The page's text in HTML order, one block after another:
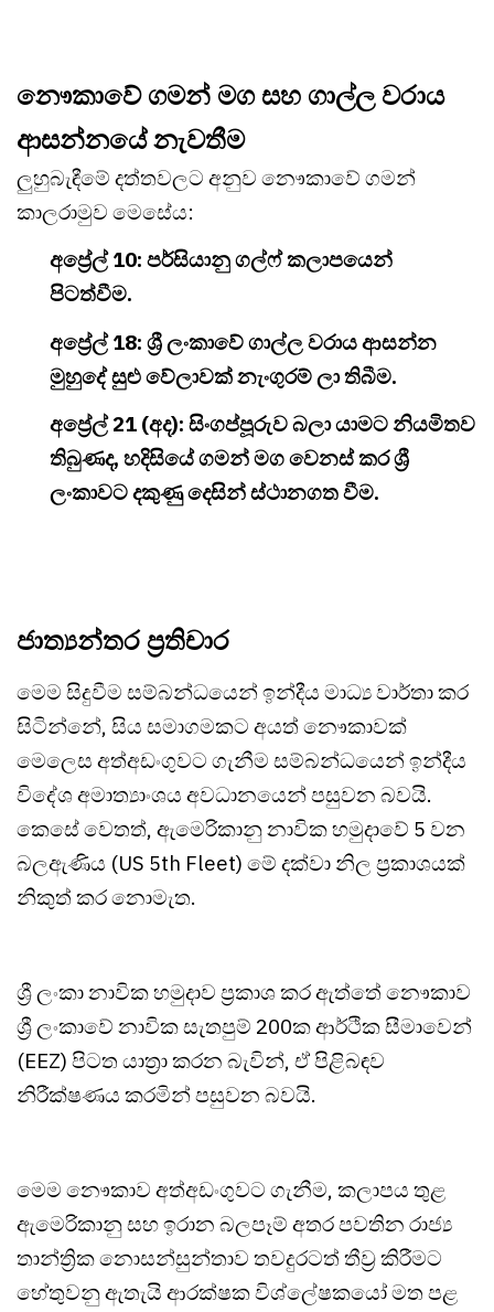
නෞකාවේ ගමන් මග සහ ගාල්ල වරාය
ආසන්නයේ නැවතීම
ලුහුබැඳීමේ දත්තවලට අනුව නෞකාවේ ගමන්
කාලරාමුව මෙසේය:
අප්‍රේල් 10: පර්සියානු ගල්ෆ් කලාපයෙන්
පිටත්වීම.
අප්‍රේල් 18: ශ්‍රී ලංකාවේ ගාල්ල වරාය ආසන්න
මුහුදේ සුළු වේලාවක් නැංගුරම් ලා තිබීම.
අප්‍රේල් 21 (අද): සිංගප්පූරුව බලා යාමට නියමිතව
තිබුණද, හදිසියේ ගමන් මග වෙනස් කර ශ්‍රී
ලංකාවට දකුණු දෙසින් ස්ථානගත වීම.
ජාත්‍යන්තර ප්‍රතිචාර
මෙම සිදුවීම සම්බන්ධයෙන් ඉන්දීය මාධ්‍ය වාර්තා කර
සිටින්නේ, සිය සමාගමකට අයත් නෞකාවක්
මෙලෙස අත්අඩංගුවට ගැනීම සම්බන්ධයෙන් ඉන්දීය
විදේශ අමාත්‍යාංශය අවධානයෙන් පසුවන බවයි.
කෙසේ වෙතත්, ඇමෙරිකානු නාවික හමුදාවේ 5 වන
බලඇණිය (US 5th Fleet) මේ දක්වා නිල ප්‍රකාශයක්
නිකුත් කර නොමැත.
ශ්‍රී ලංකා නාවික හමුදාව ප්‍රකාශ කර ඇත්තේ නෞකාව
ශ්‍රී ලංකාවේ නාවික සැතපුම් 200ක ආර්ථික සීමාවෙන්
(EEZ) පිටත යාත්‍රා කරන බැවින්, ඒ පිළිබඳව
නිරීක්ෂණය කරමින් පසුවන බවයි.
මෙම නෞකාව අත්අඩංගුවට ගැනීම, කලාපය තුළ
ඇමෙරිකානු සහ ඉරාන බලපෑම් අතර පවතින රාජ්‍ය
තාන්ත්‍රික නොසන්සුන්තාව තවදුරටත් තීව්‍ර කිරීමට
හේතුවනු ඇතැයි ආරක්ෂක විශ්ලේෂකයෝ මත පළ